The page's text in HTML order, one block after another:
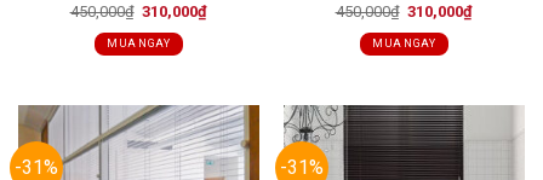
450,000₫ Original
was:
450,000₫.
310,000₫Current
MUA NGAY
450,000₫ Original
was:
450,000₫.
310,000₫Current
MUA NGAY
-31% -31%